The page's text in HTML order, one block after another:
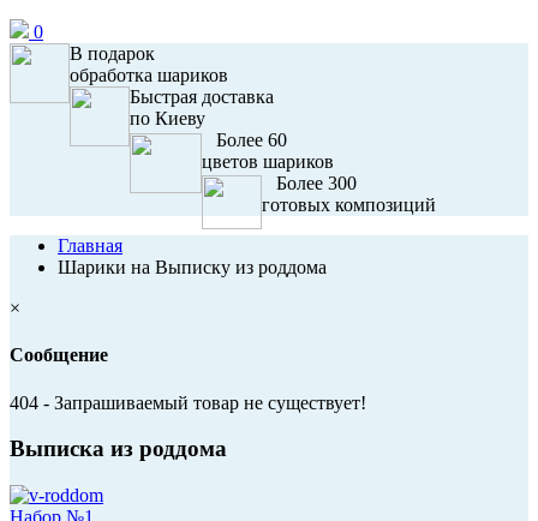
0
В подарок
обработка шариков
Быстрая доставка
по Киеву
Более 60
цветов шариков
Более 300
готовых композиций
Главная
Шарики на Выписку из роддома
×
Сообщение
404 - Запрашиваемый товар не существует!
Выписка из роддома
Набор №1